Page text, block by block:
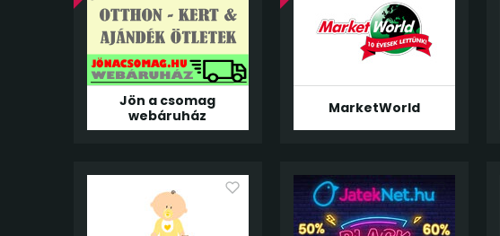
Jön a csomag
webáruház
MarketWorld